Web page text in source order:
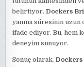
belirtiyor. Dockers
yanma süresinin uzun
ifade ediyor. Bu, hem
deneyim sunuyor.
Sonuç olarak,